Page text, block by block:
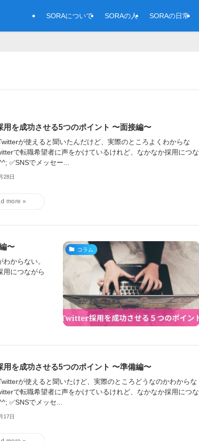
SORAについて SORAの人 SORAの日常
用を成功させる5つのポイント 〜面接編〜
が使えると聞いたんだけど、実際のところよくわからな
で転職希望者に声をかけているけれど、なかなか採用につな
✅SNSでメッセー...
28日
コラム
〜
からない。
用につながら
用を成功させる5つのポイント 〜準備編〜
が使えると聞いたけど、実際のところどうなのかわからな
で転職希望者に声をかけているけれど、なかなか採用につな
✅SNSでメッセ...
17日